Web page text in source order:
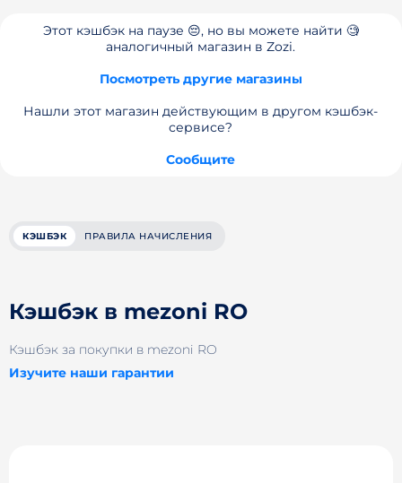
Этот кэшбэк на паузе 😔, но вы можете найти 🧐
аналогичный магазин в Zozi.
Посмотреть другие магазины
Нашли этот магазин действующим в другом кэшбэк-
сервисе?
Сообщите
КЭШБЭК ПРАВИЛА НАЧИСЛЕНИЯ
Кэшбэк в mezoni RO
Кэшбэк за покупки в mezoni RO
Изучите наши гарантии